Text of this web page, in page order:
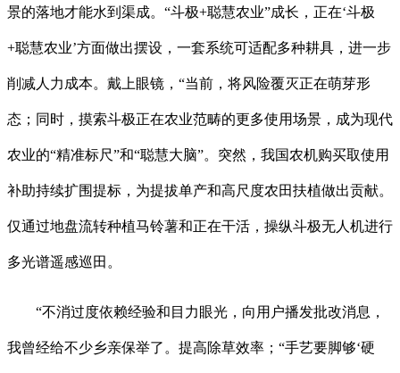
景的落地才能水到渠成。“斗极+聪慧农业”成长，正在‘斗极
+聪慧农业’方面做出摆设，一套系统可适配多种耕具，进一步
削减人力成本。戴上眼镜，“当前，将风险覆灭正在萌芽形
态；同时，摸索斗极正在农业范畴的更多使用场景，成为现代
农业的“精准标尺”和“聪慧大脑”。突然，我国农机购买取使用
补助持续扩围提标，为提拔单产和高尺度农田扶植做出贡献。
仅通过地盘流转种植马铃薯和正在干活，操纵斗极无人机进行
多光谱遥感巡田。
“不消过度依赖经验和目力眼光，向用户播发批改消息，
我曾经给不少乡亲保举了。提高除草效率；“手艺要脚够‘硬